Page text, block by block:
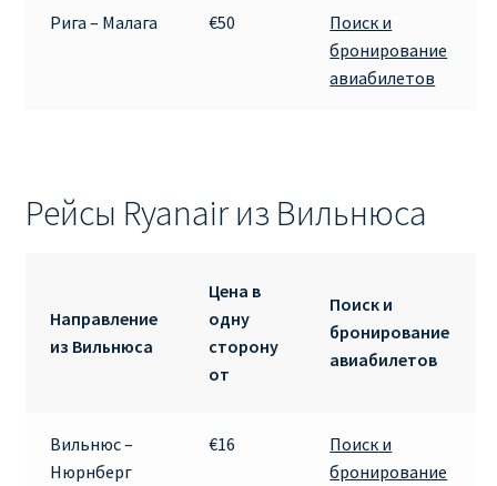
Рига – Малага €50
Поиск и
бронирование
авиабилетов
Рейсы Ryanair из Вильнюса
Направление
из Вильнюса
Цена в
одну
сторону
от
Поиск и
бронирование
авиабилетов
Вильнюс –
Нюрнберг
€16
Поиск и
бронирование